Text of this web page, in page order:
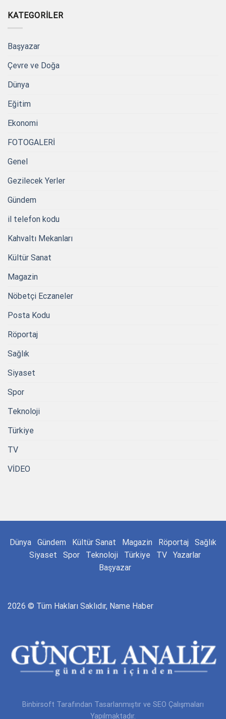
KATEGORILER
Başyazar
Çevre ve Doğa
Dünya
Eğitim
Ekonomi
FOTOGALERİ
Genel
Gezilecek Yerler
Gündem
il telefon kodu
Kahvaltı Mekanları
Kültür Sanat
Magazin
Nöbetçi Eczaneler
Posta Kodu
Röportaj
Sağlık
Siyaset
Spor
Teknoloji
Türkiye
TV
VİDEO
Dünya Gündem Kültür Sanat Magazin Röportaj
Sağlık
Siyaset
Spor Teknoloji Türkiye TV
Yazarlar
Başyazar
2026 © Tüm Hakları Saklıdır, Name Haber
Binbirsoft Tarafından Tasarlanmıştır ve SEO Çalışmaları
Yapılmaktadır.